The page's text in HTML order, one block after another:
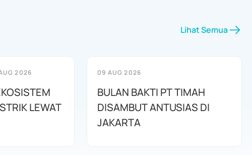
Lihat Semua
2026
LEWAT
09 AUG 2026
BULAN BAKTI PT TIMAH
DISAMBUT ANTUSIAS DI
JAKARTA